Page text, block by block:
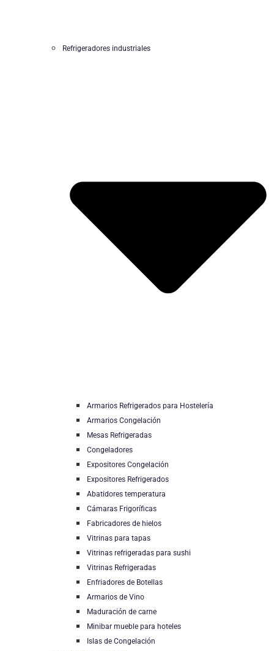
Refrigeradores industriales
Armarios Refrigerados para Hostelería
Armarios Congelación
Mesas Refrigeradas
Congeladores
Expositores Congelación
Expositores Refrigerados
Abatidores temperatura
Cámaras Frigoríficas
Fabricadores de hielos
Vitrinas para tapas
Vitrinas refrigeradas para sushi
Vitrinas Refrigeradas
Enfriadores de Botellas
Armarios de Vino
Maduración de carne
Minibar mueble para hoteles
Islas de Congelación